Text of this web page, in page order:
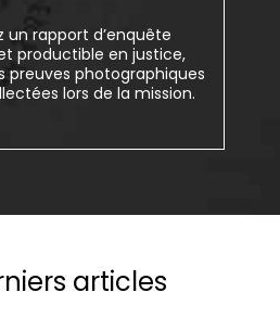
un rapport d’enquête
productible en justice,
preuves photographiques
lors de la mission.
articles